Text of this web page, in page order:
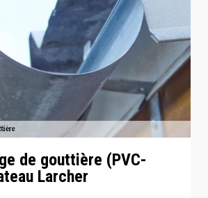
de gouttière (PVC-
Larcher